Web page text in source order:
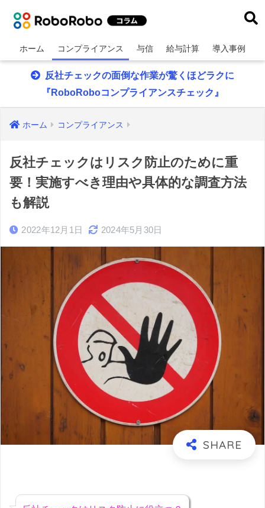
ホーム コンプライアンス 与信 給与計算 導入事例
反社チェックの面倒な作業が驚くほどラクに
『RoboRoboコンプライアンスチェック』
ホーム コンプライアンス
反社チェックはリスク防止のために重
要！実施すべき理由や具体的な調査方法
も解説
2022年12月1日 2024年5月30日